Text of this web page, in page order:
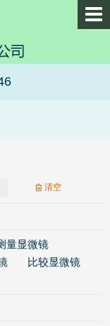
清空
量显微镜
比较显微镜